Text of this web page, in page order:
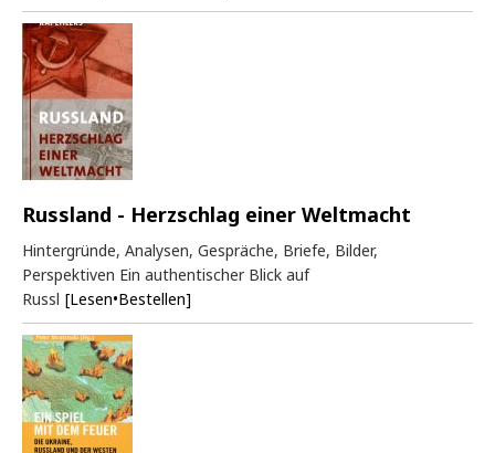
Russland - Herzschlag einer Weltmacht
Hintergründe, Analysen, Gespräche, Briefe, Bilder,
Perspektiven Ein authentischer Blick auf
Russl [Lesen•Bestellen]